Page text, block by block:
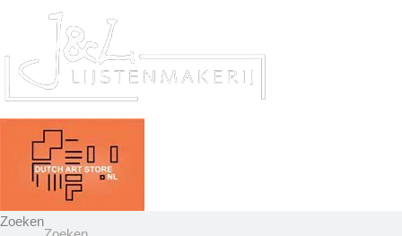
de
inhoud
Zoeken